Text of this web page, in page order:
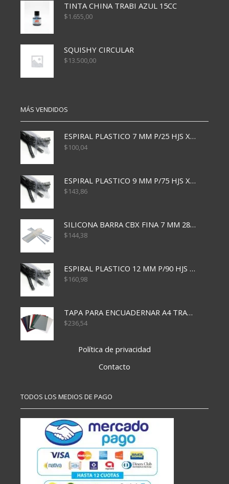
TINTA CHINA TRABI AZUL 15CC
$1.655,00
SQUISHY CIRCULAR
$13.500,00
MÁS VENDIDOS
ESPIRAL PLASTICO 7 MM P/25 HJS X50x3000
$100,04
ESPIRAL PLASTICO 9 MM P/75 HJS X50X2400
$143,86
SILICONA BARRA CBX FINA 7 MM 28 CM
$144,38
ESPIRAL PLASTICO 12 MM P/90 HJS X50X1500
$160,98
TAPA PARA ENCUADERNAR A4 TRANSP x50x500
$236,54
Política de privacidad
Contacto
TODOS LOS MEDIOS DE PAGO